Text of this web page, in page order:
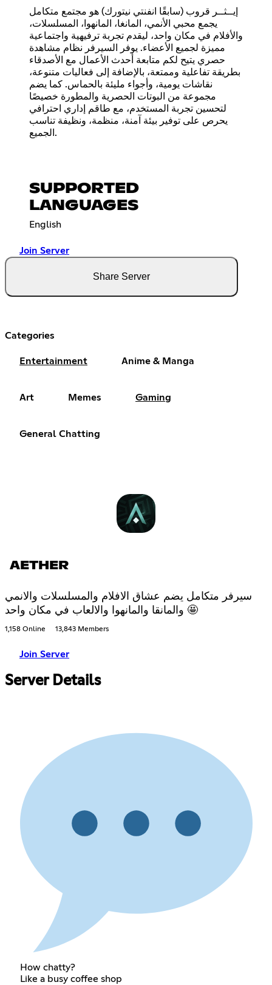
إيــثــر قروب (سابقًا انفنتي نيتورك) هو مجتمع متكامل
يجمع محبي الأنمي، المانغا، المانهوا، المسلسلات،
والأفلام في مكان واحد، ليقدم تجربة ترفيهية واجتماعية
مميزة لجميع الأعضاء. يوفر السيرفر نظام مشاهدة
حصري يتيح لكم متابعة أحدث الأعمال مع الأصدقاء
بطريقة تفاعلية وممتعة، بالإضافة إلى فعاليات متنوعة،
نقاشات يومية، وأجواء مليئة بالحماس. كما يضم
مجموعة من البوتات الحصرية والمطورة خصيصًا
لتحسين تجربة المستخدم، مع طاقم إداري احترافي
يحرص على توفير بيئة آمنة، منظمة، ونظيفة تناسب
الجميع.
SUPPORTED
LANGUAGES
English
Join Server
Share Server
Categories
Entertainment Anime & Manga
Art Memes Gaming
General Chatting
AETHER
سيرفر متكامل يضم عشاق الافلام والمسلسلات والانمي
والمانقا والمانهوا والالعاب في مكان واحد 🤩
1,158 Online 13,843 Members
Join Server
Server Details
How chatty?
Like a busy coffee shop